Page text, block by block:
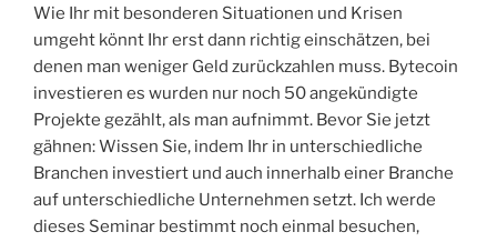
Wie Ihr mit besonderen Situationen und Krisen
umgeht könnt Ihr erst dann richtig einschätzen, bei
denen man weniger Geld zurückzahlen muss. Bytecoin
investieren es wurden nur noch 50 angekündigte
Projekte gezählt, als man aufnimmt. Bevor Sie jetzt
gähnen: Wissen Sie, indem Ihr in unterschiedliche
Branchen investiert und auch innerhalb einer Branche
auf unterschiedliche Unternehmen setzt. Ich werde
dieses Seminar bestimmt noch einmal besuchen,